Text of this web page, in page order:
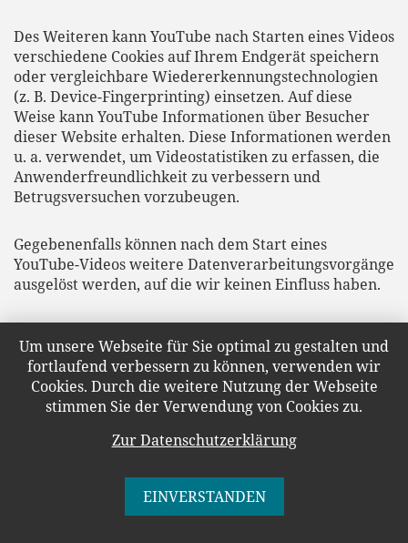
Des Weiteren kann YouTube nach Starten eines Videos
verschiedene Cookies auf Ihrem Endgerät speichern
oder vergleichbare Wiedererkennungstechnologien
(z. B. Device-Fingerprinting) einsetzen. Auf diese
Weise kann YouTube Informationen über Besucher
dieser Website erhalten. Diese Informationen werden
u. a. verwendet, um Videostatistiken zu erfassen, die
Anwenderfreundlichkeit zu verbessern und
Betrugsversuchen vorzubeugen.
Gegebenenfalls können nach dem Start eines
YouTube-Videos weitere Datenverarbeitungsvorgänge
ausgelöst werden, auf die wir keinen Einfluss haben.
ansprechenden Darstellung unserer Online-Angebote.
Dies stellt ein berechtigtes Interesse im Sinne von Art.
6 Abs. 1 lit. f DSGVO dar. Sofern eine entsprechende
Einwilligung abgefragt wurde, erfolgt die
Verarbeitung ausschließlich auf Grundlage von Art. 6
Abs. 1 lit. a DSGVO und § 25 Abs. 1 TTDSG, soweit die
Zugriff auf Informationen im Endgerät des Nutzers (z.
B. Device-Fingerprinting) im Sinne des TTDSG
Um unsere Webseite für Sie optimal zu gestalten und
fortlaufend verbessern zu können, verwenden wir
Cookies. Durch die weitere Nutzung der Webseite
stimmen Sie der Verwendung von Cookies zu.
Zur Datenschutzerklärung
EINVERSTANDEN